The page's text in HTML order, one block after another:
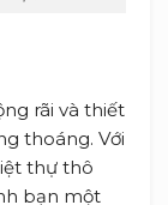
rãi và thiết
thoáng. Với
thự thô
bạn một